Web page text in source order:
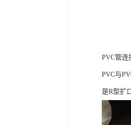
PVC管连
PVC与
是R型扩